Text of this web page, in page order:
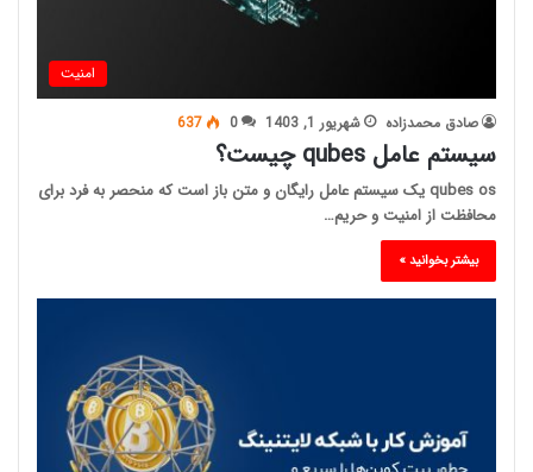
امنیت
صادق محمدزاده شهریور 1, 1403 0
637
سیستم عامل qubes چیست؟
qubes os یک سیستم عامل رایگان و متن باز است که منحصر به فرد برای
محافظت از امنیت و حریم…
بیشتر بخوانید »